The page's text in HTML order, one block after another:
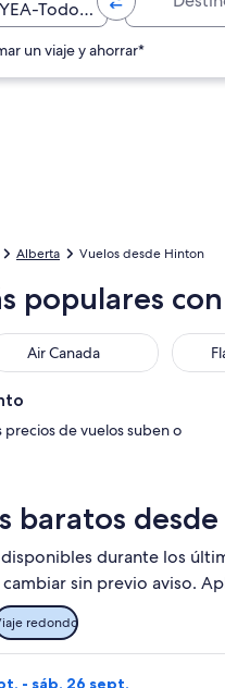
un viaje y ahorrar*
Alberta Vuelos desde Hinton
populares
Air Canada
precios de vuelos suben o
baratos
durante los
sin previo aviso.
redondo
- sáb, 26 sept.
vuelo de WestJet, con